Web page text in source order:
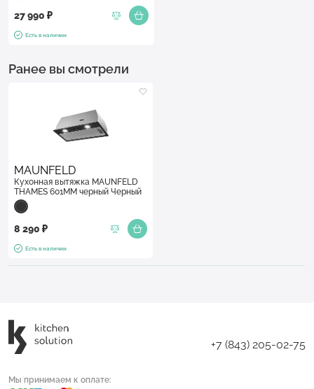
27 990 ₽
Есть в наличии
Ранее вы смотрели
MAUNFELD
Кухонная вытяжка MAUNFELD
THAMES 601MM черный Черный
8 290 ₽
Есть в наличии
+7 (843) 205-02-75
Мы принимаем к оплате: